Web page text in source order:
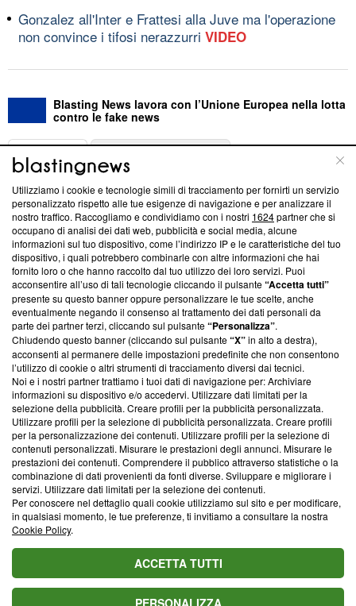
Gonzalez all'Inter e Frattesi alla Juve ma l'operazione
non convince i tifosi nerazzurri VIDEO
Blasting News lavora con l’Unione Europea nella lotta
contro le fake news
ABOUT
Questa sezione offre informazioni trasparenti su Blasting
News, sui nostri processi editoriali e su come ci impegniamo a
creare news di qualità. Inoltre, afferma la nostra aderenza a
‘Trust Project - News with Integrity’Blasting News non è
ancora membro del programma, ma ha richiesto di farne
parte; Trust Project non ha ancora effettuato una verifica di
conformità agli standard.
Su di noi
Team editoriale
Corporate
Redazione
Informativa Privacy
Cookie Policy
Blasting SA, IDI CHE-247.845.224, Via Carlo Frasca, 3 - 6900
Lugano (Svizzera) Tel:+39 0690258937
© 2026 Blasting News
Utilizziamo i cookie e tecnologie simili di tracciamento per fornirti un servizio
personalizzato rispetto alle tue esigenze di navigazione e per analizzare il
nostro traffico. Raccogliamo e condividiamo con i nostri 1624partner che si
occupano di analisi dei dati web, pubblicità e social media, alcune
informazioni sul tuo dispositivo, come l’indirizzo IP e le caratteristiche del tuo
dispositivo, i quali potrebbero combinarle con altre informazioni che hai
fornito loro o che hanno raccolto dal tuo utilizzo dei loro servizi. Puoi
acconsentire all’uso di tali tecnologie cliccando il pulsante“Accetta tutti”
presente su questo banner oppure personalizzare le tue scelte, anche
eventualmente negando il consenso al trattamento dei dati personali da
parte dei partner terzi, cliccando sul pulsante“Personalizza”.
Chiudendo questo banner (cliccando sul pulsante“X”in alto a destra),
acconsenti al permanere delle impostazioni predefinite che non consentono
l’utilizzo di cookie o altri strumenti di tracciamento diversi dai tecnici.
Noi e i nostri partner trattiamo i tuoi dati di navigazione per: Archiviare
informazioni su dispositivo e/o accedervi. Utilizzare dati limitati per la
selezione della pubblicità. Creare profili per la pubblicità personalizzata.
Utilizzare profili per la selezione di pubblicità personalizzata. Creare profili
per la personalizzazione dei contenuti. Utilizzare profili per la selezione di
contenuti personalizzati. Misurare le prestazioni degli annunci. Misurare le
prestazioni dei contenuti. Comprendere il pubblico attraverso statistiche o la
combinazione di dati provenienti da fonti diverse. Sviluppare e migliorare i
servizi. Utilizzare dati limitati per la selezione dei contenuti.
Per conoscere nel dettaglio quali cookie utilizziamo sul sito e per modificare,
in qualsiasi momento, le tue preferenze, ti invitiamo a consultare la nostra
Cookie Policy.
ACCETTA TUTTI
PERSONALIZZA